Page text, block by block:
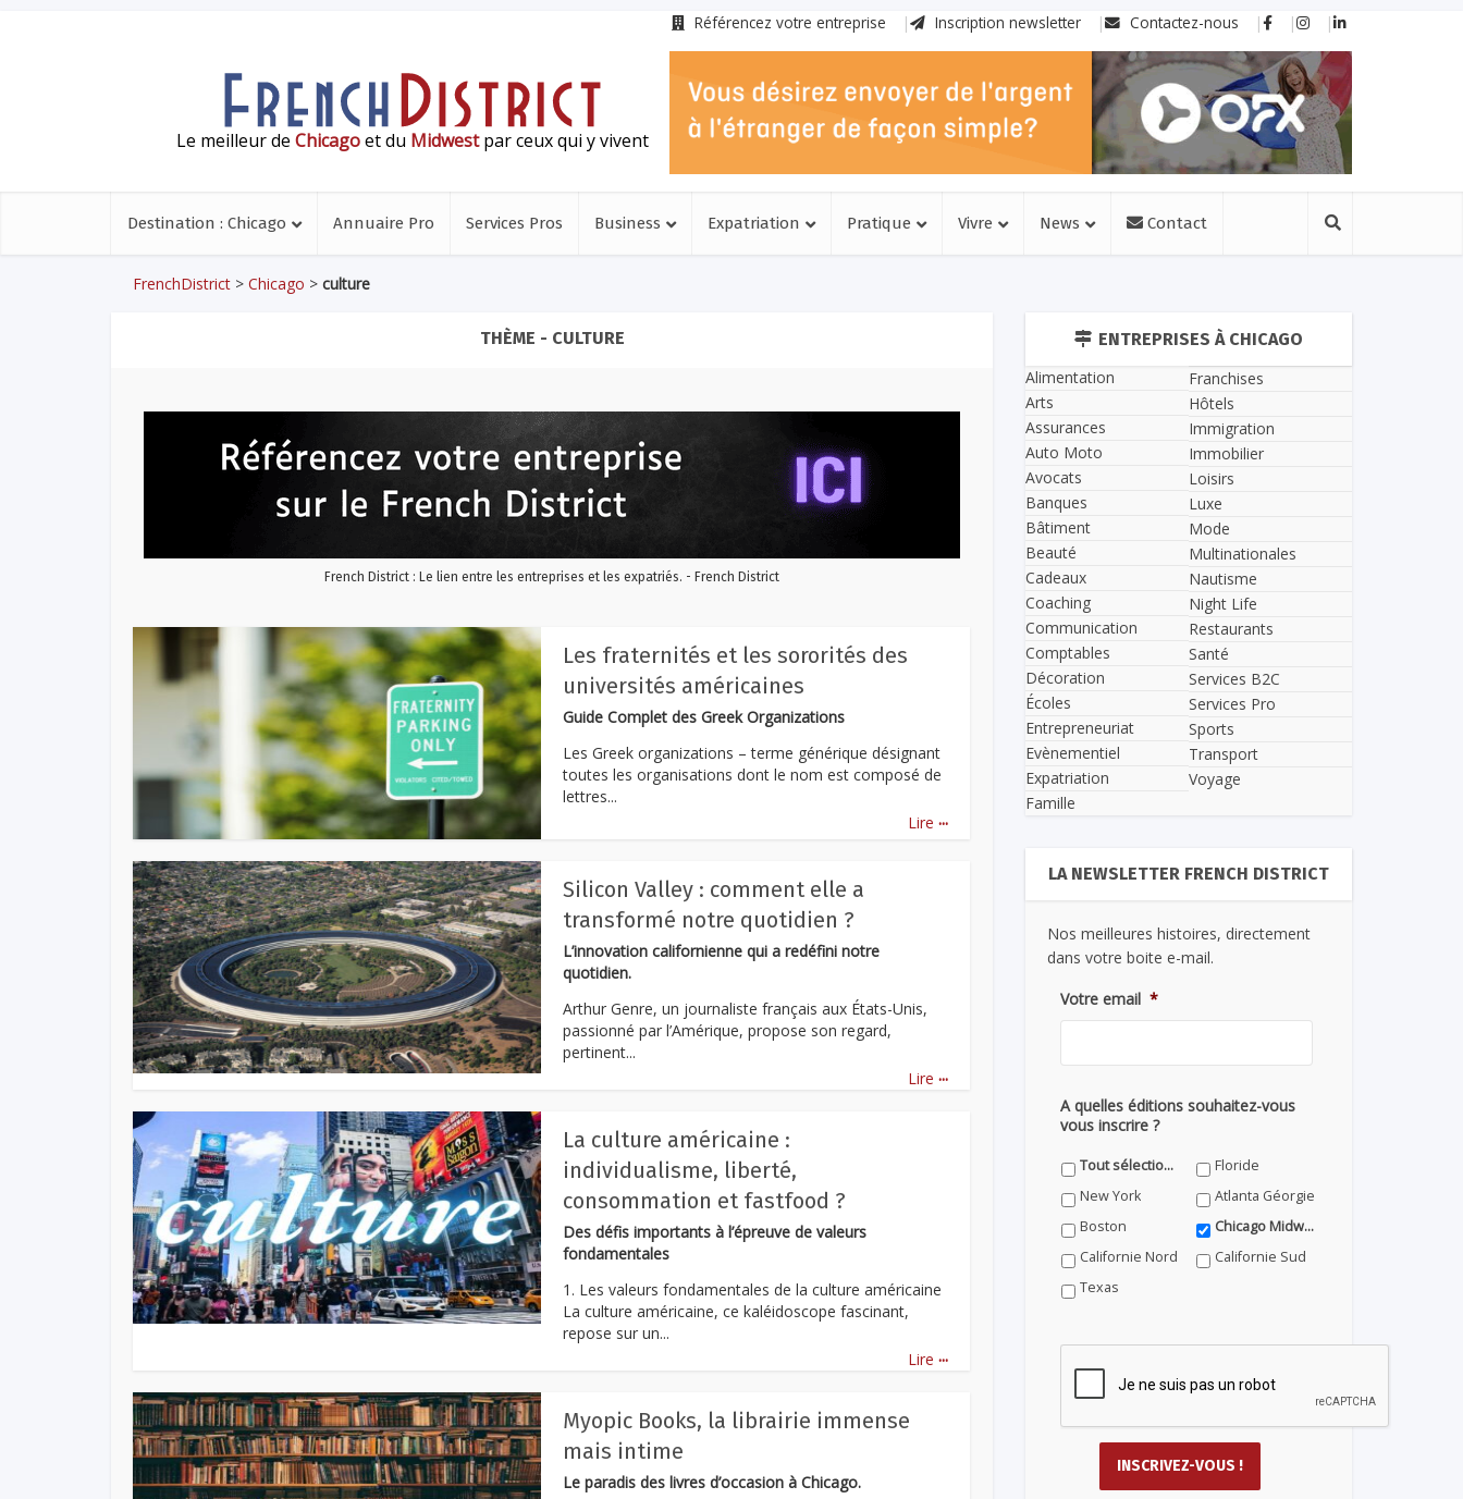
Référencez votre entreprise Inscription newsletter Contactez-nous
Le meilleur de Chicagoet du Midwestpar ceux qui y vivent
Destination : Chicago Annuaire Pro Services Pros Business Expatriation Pratique Vivre News Contact
FrenchDistrict > Chicago > culture
THÈME - CULTURE
French District : Le lien entre les entreprises et les expatriés. - French District
Les fraternités et les sororités des
universités américaines
Guide Complet des Greek Organizations
Les Greek organizations – terme générique désignant
toutes les organisations dont le nom est composé de
lettres...
Lire ...
Silicon Valley : comment elle a
transformé notre quotidien ?
L’innovation californienne qui a redéfini notre
quotidien.
Arthur Genre, un journaliste français aux États-Unis,
passionné par l’Amérique, propose son regard,
pertinent...
Lire ...
La culture américaine :
individualisme, liberté,
consommation et fastfood ?
Des défis importants à l’épreuve de valeurs
fondamentales
1. Les valeurs fondamentales de la culture américaine
La culture américaine, ce kaléidoscope fascinant,
repose sur un...
Lire ...
Myopic Books, la librairie immense
mais intime
Le paradis des livres d’occasion à Chicago.
ENTREPRISES À CHICAGO
Alimentation
Arts
Assurances
Auto Moto
Avocats
Banques
Bâtiment
Beauté
Cadeaux
Coaching
Communication
Comptables
Décoration
Écoles
Entrepreneuriat
Evènementiel
Expatriation
Famille
Franchises
Hôtels
Immigration
Immobilier
Loisirs
Luxe
Mode
Multinationales
Nautisme
Night Life
Restaurants
Santé
Services B2C
Services Pro
Sports
Transport
Voyage
LA NEWSLETTER FRENCH DISTRICT
Nos meilleures histoires, directement
dans votre boite e-mail.
Votre email *
A quelles éditions souhaitez-vous
vous inscrire ?
Tout sélectionner
Floride
New York
Atlanta Géorgie
Boston
Chicago Midwest
Californie Nord
Californie Sud
Texas